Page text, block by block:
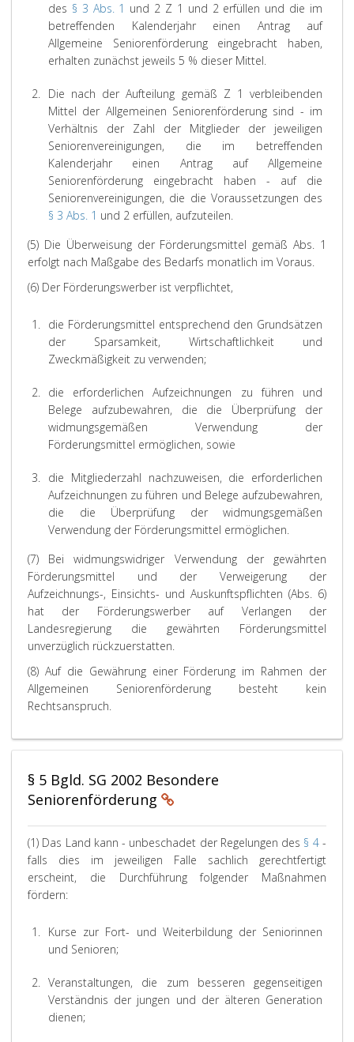
des § 3 Abs. 1 und 2 Z 1 und 2 erfüllen und die im
betreffenden Kalenderjahr einen Antrag auf
Allgemeine Seniorenförderung eingebracht haben,
erhalten zunächst jeweils 5 % dieser Mittel.
2. Die nach der Aufteilung gemäß Z 1 verbleibenden
Mittel der Allgemeinen Seniorenförderung sind - im
Verhältnis der Zahl der Mitglieder der jeweiligen
Seniorenvereinigungen, die im betreffenden
Kalenderjahr einen Antrag auf Allgemeine
Seniorenförderung eingebracht haben - auf die
Seniorenvereinigungen, die die Voraussetzungen des
§ 3 Abs. 1 und 2 erfüllen, aufzuteilen.
(5) Die Überweisung der Förderungsmittel gemäß Abs. 1
erfolgt nach Maßgabe des Bedarfs monatlich im Voraus.
(6) Der Förderungswerber ist verpflichtet,
1. die Förderungsmittel entsprechend den Grundsätzen
der Sparsamkeit, Wirtschaftlichkeit und
Zweckmäßigkeit zu verwenden;
2. die erforderlichen Aufzeichnungen zu führen und
Belege aufzubewahren, die die Überprüfung der
widmungsgemäßen Verwendung der
Förderungsmittel ermöglichen, sowie
3. die Mitgliederzahl nachzuweisen, die erforderlichen
Aufzeichnungen zu führen und Belege aufzubewahren,
die die Überprüfung der widmungsgemäßen
Verwendung der Förderungsmittel ermöglichen.
(7) Bei widmungswidriger Verwendung der gewährten
Förderungsmittel und der Verweigerung der
Aufzeichnungs-, Einsichts- und Auskunftspflichten (Abs. 6)
hat der Förderungswerber auf Verlangen der
Landesregierung die gewährten Förderungsmittel
unverzüglich rückzuerstatten.
(8) Auf die Gewährung einer Förderung im Rahmen der
Allgemeinen Seniorenförderung besteht kein
Rechtsanspruch.
§ 5 Bgld. SG 2002 Besondere
Seniorenförderung
(1) Das Land kann - unbeschadet der Regelungen des § 4-
falls dies im jeweiligen Falle sachlich gerechtfertigt
erscheint, die Durchführung folgender Maßnahmen
fördern:
1. Kurse zur Fort- und Weiterbildung der Seniorinnen
und Senioren;
2. Veranstaltungen, die zum besseren gegenseitigen
Verständnis der jungen und der älteren Generation
dienen;